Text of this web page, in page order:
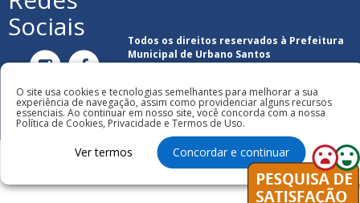
Sociais
Todos os direitos reservados à Prefeitura
Municipal de Urbano Santos
O site usa cookies e tecnologias semelhantes para melhorar a sua
experiência de navegação, assim como providenciar alguns recursos
essenciais. Ao continuar em nosso site, você concorda com a nossa
Política de Cookies, Privacidade e Termos de Uso.
Ver termos Concordar e continuar